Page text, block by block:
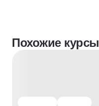
Похожие курсы